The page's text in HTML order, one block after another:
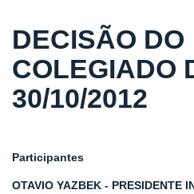
DECISÃO DO
COLEGIADO
30/10/2012
Participantes
OTAVIO YAZBEK - PRESIDENTE